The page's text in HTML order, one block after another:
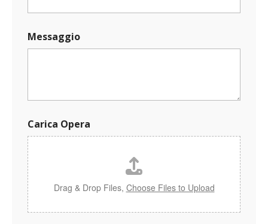
i
C
a
-
m
a
i
l
Messaggio
Carica Opera
Drag & Drop Files, Choose Files to Upload